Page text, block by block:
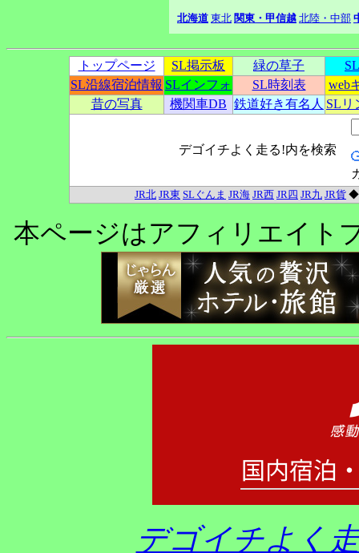
北海道 東北 関東・甲信越 北陸・中部
トップページ SL掲示板 緑の草子
SL沿線宿泊情報 SLインフォ SL時刻表
web
昔の写真
機関車DB 鉄道好き有名人 SLリ
デゴイチよく走る!内を検索
JR北 JR東 SLぐんま JR海 JR西 JR四 JR九 JR貨
本ページはアフィリエイト
デゴイチよく